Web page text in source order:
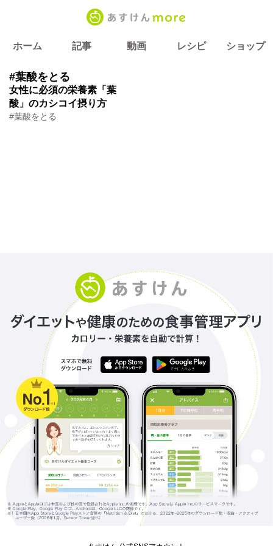
ホーム 記事 動画 レシピ ショップ
#葉酸をとる
女性に必須の栄養素「葉
酸」のカシコイ摂り方
#葉酸をとる